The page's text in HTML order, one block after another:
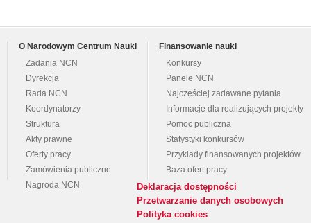
O Narodowym Centrum Nauki
Zadania NCN
Dyrekcja
Rada NCN
Koordynatorzy
Struktura
Akty prawne
Oferty pracy
Zamówienia publiczne
Nagroda NCN
Finansowanie nauki
Konkursy
Panele NCN
Najczęściej zadawane pytania
Informacje dla realizujących projekty
Pomoc publiczna
Statystyki konkursów
Przykłady finansowanych projektów
Baza ofert pracy
Deklaracja dostępności
Przetwarzanie danych osobowych
Polityka cookies